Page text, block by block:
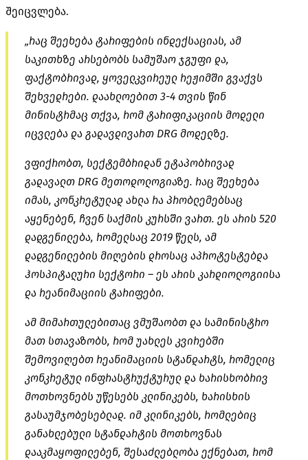
შეიცვლება.
„რაც შეეხება ტარიფების ინდექსაციას, ამ
საკითხზე არსებობს სამუშაო ჯგუფი და,
ფაქტობრივად, ყოველკვირეულ რეჟიმში გვაქვს
შეხვედრები. დაახლოებით 3-4 თვის წინ
მინისტრმაც თქვა, რომ ტარიფიკაციის მოდელი
იცვლება და გადავდივართ DRG მოდელზე.
ვფიქრობთ, სექტემბრიდან ეტაპობრივად
გადავალთ DRG მეთოდოლოგიაზე. რაც შეეხება
იმას, კონკრეტულად ახლა რა პრობლემებსაც
აყენებენ, ჩვენ საქმის კურსში ვართ. ეს არის 520
დადგენილება, რომელსაც 2019 წელს, ამ
დადგენილების მიღების დროსაც აპროტესტებდა
ჰოსპიტალური სექტორი – ეს არის კარდიოლოგიისა
და რეანიმაციის ტარიფები.
ამ მიმართულებითაც ვმუშაობთ და სამინისტრო
მათ სთავაზობს, რომ უახლეს კვირებში
შემოვიღებთ რეანიმაციის სტანდარტს, რომელიც
კონკრეტულ ინფრასტრუქტურულ და ხარისხობრივ
მოთხოვნებს უწესებს კლინიკებს, ხარისხის
გასაუმჯობესებლად. იმ კლინიკებს, რომლებიც
განახლებული სტანდარტის მოთხოვნას
დააკმაყოფილებენ, შესაძლებლობა ექნებათ, რომ